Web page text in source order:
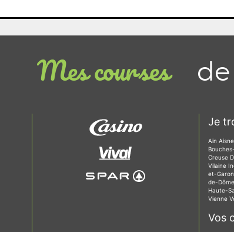
Mes courses
Je
Ain Aisne
Creuse
Vilaine
et-
de-Dôme
Haute-
Vienne
Vos